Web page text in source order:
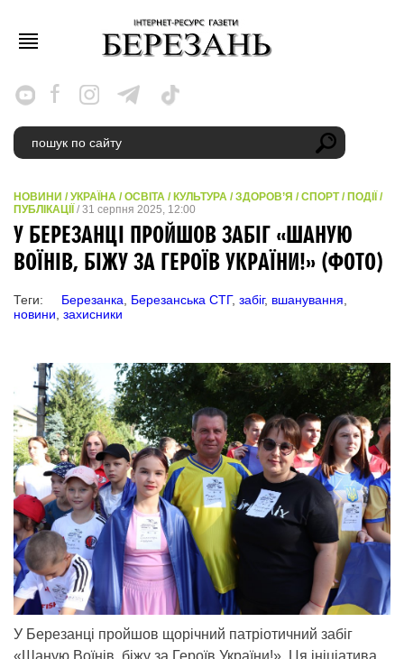
НОВИНИ /УКРАЇНА /ОСВІТА / КУЛЬТУРА /ЗДОРОВ’Я /СПОРТ/ ПОДІЇ
/
ПУБЛІКАЦІЇ
/ 31 серпня 2025, 12:00
У БЕРЕЗАНЦІ ПРОЙШОВ ЗАБІГ «ШАНУЮ
ВОЇНІВ, БІЖУ ЗА ГЕРОЇВ УКРАЇНИ!» (ФОТО)
Теги: Березанка Березанська СТГ, забіг, вшанування
новини захисники
У Березанці пройшов щорічний патріотичний забіг
«Шаную Воїнів, біжу за Героїв України!». Ця ініціатива,